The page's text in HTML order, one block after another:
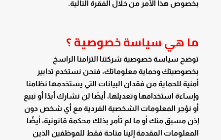
بخصوص هذا الأمر من خلال الفقرة التالية.
ما هي سياسة خصوصية؟
توضح سياسة خصوصية شركتنا التزامنا الراسخ
بخصوصيتك وحماية معلوماتك، فنحن نستخدم تدابير
أمنية للحماية من فقدان البيانات التي يستخدمها نظامنا
وإساءة استخدامها وتعديلها، أيضًا لن نشارك أبدًا أو نبيع
أو نؤجر المعلومات الشخصية الفردية مع أي شخص دون
إذن مسبق منك أو ما لم تأمر بذلك محكمة قانونية، أيضًا
المعلومات المقدمة إلينا متاحة فقط للموظفين الذين